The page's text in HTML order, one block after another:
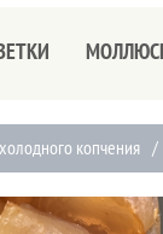
копчения /